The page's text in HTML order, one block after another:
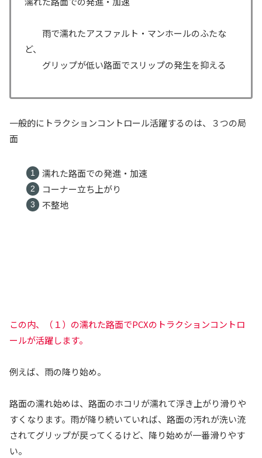
雨で濡れたアスファルト・マンホールのふたな
ど、
グリップが低い路面でスリップの発生を抑える
一般的にトラクションコントロール活躍するのは、３つの局
面
濡れた路面での発進・加速
コーナー立ち上がり
不整地
この内、（１）の濡れた路面でPCXのトラクションコントロ
ールが活躍します。
例えば、雨の降り始め。
路面の濡れ始めは、路面のホコリが濡れて浮き上がり滑りや
すくなります。雨が降り続いていれば、路面の汚れが洗い流
されてグリップが戻ってくるけど、降り始めが一番滑りやす
い。